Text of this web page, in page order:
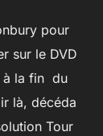
pour
sur le DVD
à la fin du
là, décéda
Tour